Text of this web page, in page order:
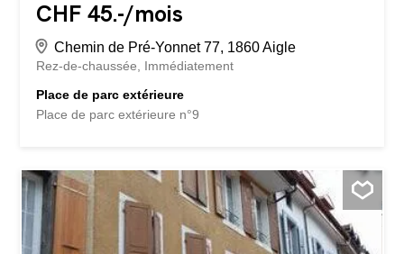
CHF 45.-/mois
Chemin de Pré-Yonnet 77, 1860 Aigle
Rez-de-chaussée
Immédiatement
Place de parc extérieure
Place de parc extérieure n°9